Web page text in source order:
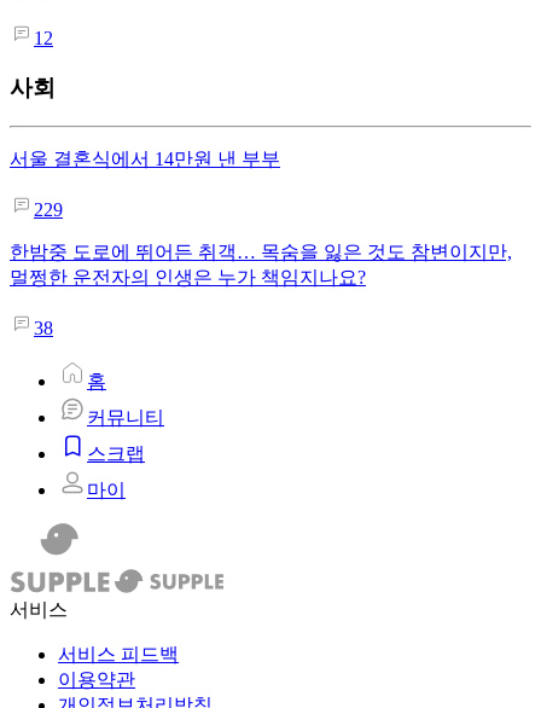
12
사회
서울 결혼식에서 14만원 낸 부부
229
한밤중 도로에 뛰어든 취객… 목숨을 잃은 것도 참변이지만,
멀쩡한 운전자의 인생은 누가 책임지나요?
38
홈
커뮤니티
스크랩
마이
서비스
서비스 피드백
이용약관